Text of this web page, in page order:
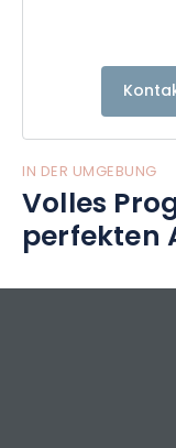
IN DER UMGEBUNG
Volles
perfekten